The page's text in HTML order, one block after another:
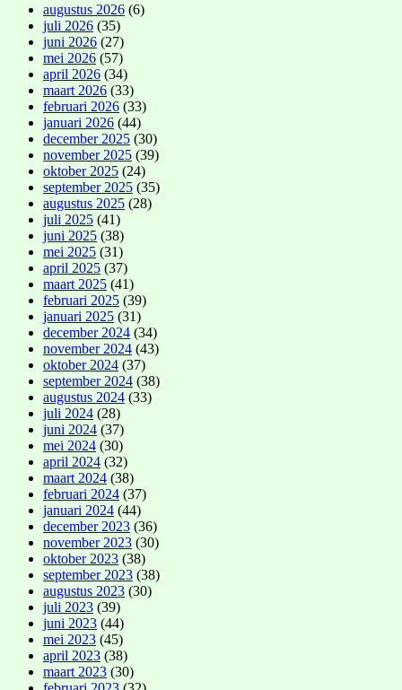
augustus 2026 (6)
juli 2026 (35)
juni 2026 (27)
mei 2026 (57)
april 2026 (34)
maart 2026 (33)
februari 2026 (33)
januari 2026 (44)
december 2025 (30)
november 2025 (39)
oktober 2025 (24)
september 2025 (35)
augustus 2025 (28)
juli 2025 (41)
juni 2025 (38)
mei 2025 (31)
april 2025 (37)
maart 2025 (41)
februari 2025 (39)
januari 2025 (31)
december 2024 (34)
november 2024 (43)
oktober 2024 (37)
september 2024 (38)
augustus 2024 (33)
juli 2024 (28)
juni 2024 (37)
mei 2024 (30)
april 2024 (32)
maart 2024 (38)
februari 2024 (37)
januari 2024 (44)
december 2023 (36)
november 2023 (30)
oktober 2023 (38)
september 2023 (38)
augustus 2023 (30)
juli 2023 (39)
juni 2023 (44)
mei 2023 (45)
april 2023 (38)
maart 2023 (30)